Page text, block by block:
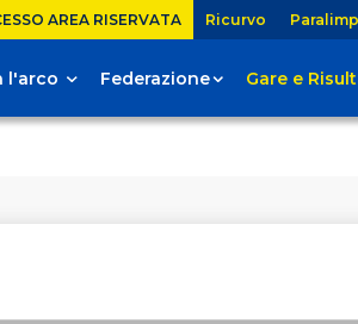
AREA RISERVATA Ricurvo
l'arco Federazione Gare e